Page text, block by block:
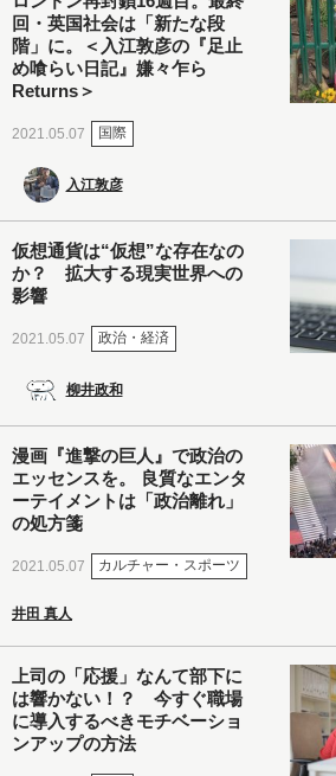
回・英国社会は「新たな段
階」に。＜入江敦彦の『足止
め喰らい日記』嫌々乍ら
Returns＞
2021.05.07 国際
入江敦彦
仮想通貨は“仮想”な存在なの
か？ 拡大する現実世界への
影響
2021.05.07 政治・経済
柳井政和
漫画『進撃の巨人』で政治の
エッセンスを。 良質なエンタ
ーテイメントは「政治離れ」
の処方箋
2021.05.07 カルチャー・スポーツ
井田 真人
上司の「応援」なんて部下に
は響かない！？ 今すぐ職場
に導入するべきモチベーショ
ンアップの方法